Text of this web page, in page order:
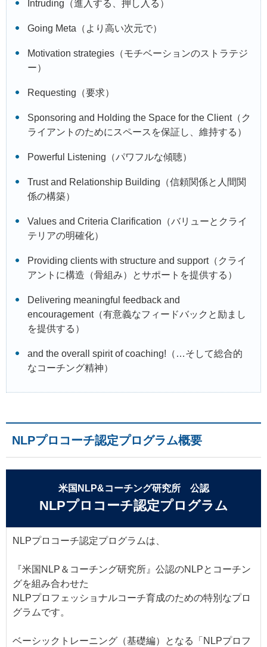
Intruding（進入する、押し入る）
Going Meta（より高い次元で）
Motivation strategies（モチベーションのストラテジ
ー）
Requesting（要求）
Sponsoring and Holding the Space for the Client（ク
ライアントのためにスペースを保証し、維持する）
Powerful Listening（パワフルな傾聴）
Trust and Relationship Building（信頼関係と人間関
係の構築）
Values and Criteria Clarification（バリューとクライ
テリアの明確化）
Providing clients with structure and support（クライ
アントに構造（骨組み）とサポートを提供する）
Delivering meaningful feedback and
encouragement（有意義なフィードバックと励まし
を提供する）
and the overall spirit of coaching!（…そして総合的
なコーチング精神）
NLPプロコーチ認定プログラム概要
米国NLP&コーチング研究所 公認
NLPプロコーチ認定プログラム
NLPプロコーチ認定プログラムは、
『米国NLP＆コーチング研究所』公認のNLPとコーチン
グを組み合わせた
NLPプロフェッショナルコーチ育成のための特別なプロ
グラムです。
ベーシックトレーニング（基礎編）となる「NLPプロフ